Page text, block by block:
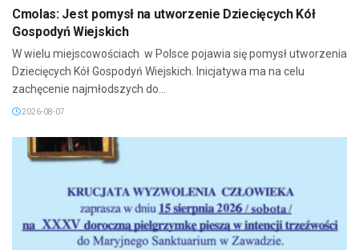
Cmolas: Jest pomysł na utworzenie Dziecięcych Kół
Gospodyń Wiejskich
W wielu miejscowościach w Polsce pojawia się pomysł utworzenia
Dziecięcych Kół Gospodyń Wiejskich. Inicjatywa ma na celu
zachęcenie najmłodszych do...
2026-08-07